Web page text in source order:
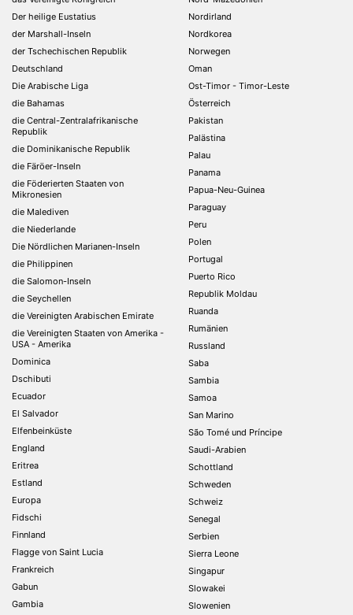
Der heilige Eustatius
der Marshall-Inseln
der Tschechischen Republik
Deutschland
Die Arabische Liga
die Bahamas
die Central-Zentralafrikanische
Republik
die Dominikanische Republik
die Färöer-Inseln
die Föderierten Staaten von
Mikronesien
die Malediven
die Niederlande
Die Nördlichen Marianen-Inseln
die Philippinen
die Salomon-Inseln
die Seychellen
die Vereinigten Arabischen Emirate
die Vereinigten Staaten von Amerika -
USA - Amerika
Dominica
Dschibuti
Ecuador
El Salvador
Elfenbeinküste
England
Eritrea
Estland
Europa
Fidschi
Finnland
Flagge von Saint Lucia
Frankreich
Gabun
Gambia
Nordirland
Nordkorea
Norwegen
Oman
Ost-Timor - Timor-Leste
Österreich
Pakistan
Palästina
Palau
Panama
Papua-Neu-Guinea
Paraguay
Peru
Polen
Portugal
Puerto Rico
Republik Moldau
Ruanda
Rumänien
Russland
Saba
Sambia
Samoa
San Marino
São Tomé und Príncipe
Saudi-Arabien
Schottland
Schweden
Schweiz
Senegal
Serbien
Sierra Leone
Singapur
Slowakei
Slowenien